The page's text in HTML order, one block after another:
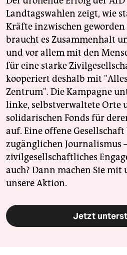
Landtagswahlen zeigt, wie
Kräfte inzwischen geworden
braucht es Zusammenhalt
und vor allem mit den
für eine starke
kooperiert deshalb mit
Zentrum". Die Kampagne
linke, selbstverwaltete Orte
solidarischen Fonds für
auf. Eine offene
zugänglichen Journalismus
zivilgesellschaftliches
auch? Dann machen Sie
unsere Aktion.
Jetzt